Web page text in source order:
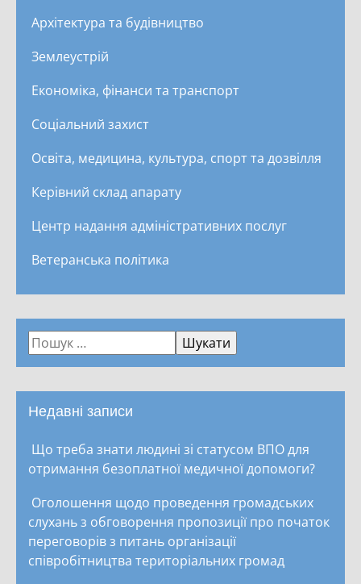
Архітектура та будівництво
Землеустрій
Економіка, фінанси та транспорт
Соціальний захист
Освіта, медицина, культура, спорт та дозвілля
Керівний склад апарату
Центр надання адміністративних послуг
Ветеранська політика
Недавні записи
Що треба знати людині зі статусом ВПО для
отримання безоплатної медичної допомоги?
Оголошення щодо проведення громадських
слухань з обговорення пропозиції про початок
переговорів з питань організації
співробітництва територіальних громад